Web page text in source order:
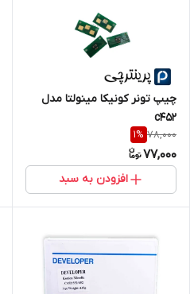
چیپ تونر کونیکا مینولتا مدل
c452
78,000
1%
77,000
افزودن به سبد